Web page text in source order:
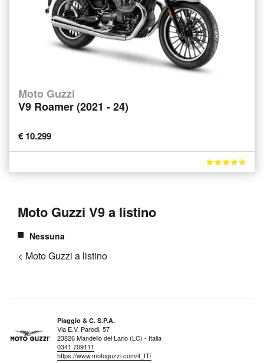
Moto Guzzi
V9 Roamer (2021 - 24)
€ 10.299
Moto Guzzi V9 a listino
Nessuna
< Moto Guzzi a listino
Piaggio & C. S.P.A.
Via E.V. Parodi, 57
23826 Mandello del Lario (LC) - Italia
0341 709111
https://www.motoguzzi.com/it_IT/